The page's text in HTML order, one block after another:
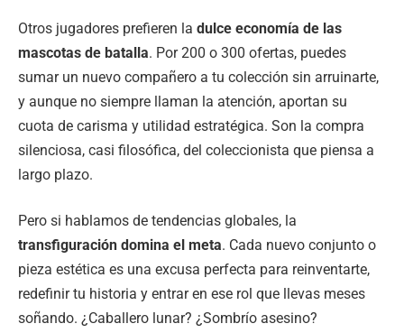
Otros jugadores prefieren la dulce economía de las
mascotas de batalla. Por 200 o 300 ofertas, puedes
sumar un nuevo compañero a tu colección sin arruinarte,
y aunque no siempre llaman la atención, aportan su
cuota de carisma y utilidad estratégica. Son la compra
silenciosa, casi filosófica, del coleccionista que piensa a
largo plazo.
Pero si hablamos de tendencias globales, la
transfiguración domina el meta. Cada nuevo conjunto o
pieza estética es una excusa perfecta para reinventarte,
redefinir tu historia y entrar en ese rol que llevas meses
soñando. ¿Caballero lunar? ¿Sombrío asesino?